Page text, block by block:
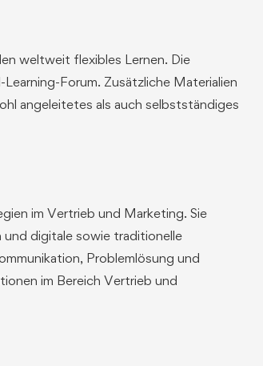
weltweit flexibles Lernen. Die
Forum. Zusätzliche Materialien
angeleitetes als auch selbstständiges
im Vertrieb und Marketing. Sie
und digitale sowie traditionelle
Problemlösung und
im Bereich Vertrieb und